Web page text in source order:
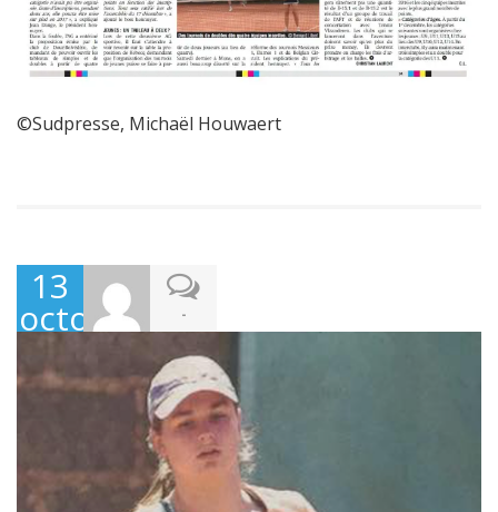
©Sudpresse, Michaël Houwaert
13
octobre -